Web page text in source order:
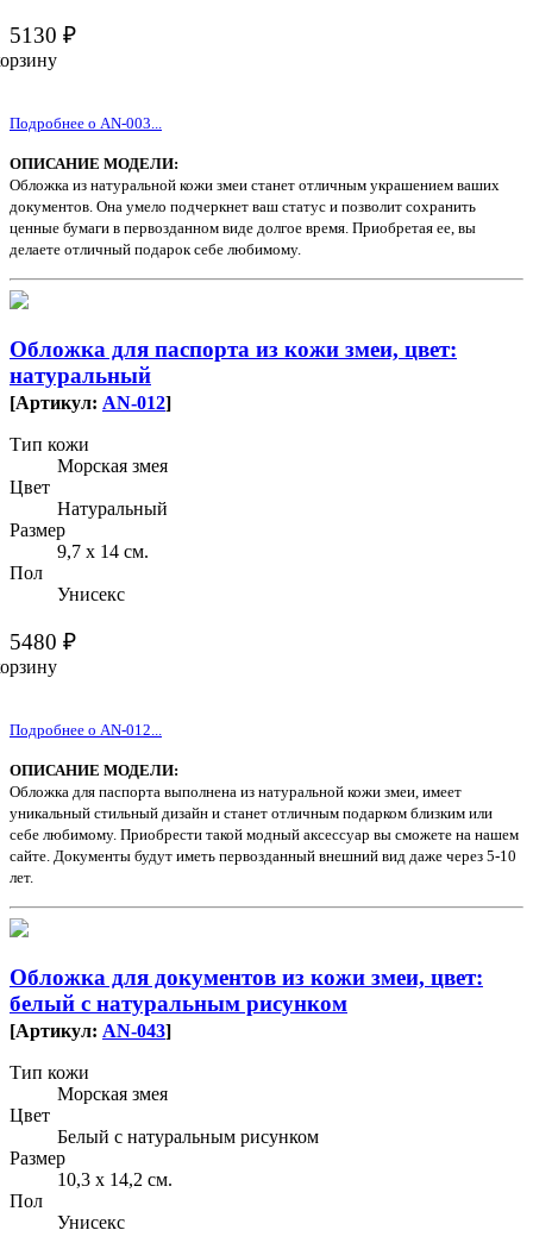
5130 ₽
Подробнее о AN-003...
ОПИСАНИЕ МОДЕЛИ:
Обложка из натуральной кожи змеи станет отличным украшением ваших
документов. Она умело подчеркнет ваш статус и позволит сохранить
ценные бумаги в первозданном виде долгое время. Приобретая ее, вы
делаете отличный подарок себе любимому.
Обложка для паспорта из кожи змеи, цвет:
натуральный
[Артикул: AN-012]
Тип кожи
Морская змея
Цвет
Натуральный
Размер
9,7 х 14 см.
Пол
Унисекс
5480 ₽
Подробнее о AN-012...
ОПИСАНИЕ МОДЕЛИ:
Обложка для паспорта выполнена из натуральной кожи змеи, имеет
уникальный стильный дизайн и станет отличным подарком близким или
себе любимому. Приобрести такой модный аксессуар вы сможете на нашем
сайте. Документы будут иметь первозданный внешний вид даже через 5-10
лет.
Обложка для документов из кожи змеи, цвет:
белый с натуральным рисунком
[Артикул: AN-043]
Тип кожи
Морская змея
Цвет
Белый с натуральным рисунком
Размер
10,3 х 14,2 см.
Пол
Унисекс